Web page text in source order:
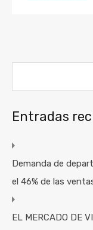
Entradas
Demanda de
el 46% de las
EL MERCADO DE